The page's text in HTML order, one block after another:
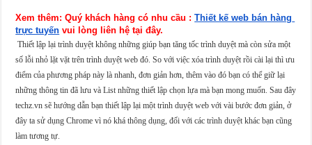
Xem thêm: Quý khách hàng có nhu cầu : Thiết kế web bán hàng
trực tuyến vui lòng liên hệ tại đây.
Thiết lập lại trình duyệt không những giúp bạn tăng tốc trình duyệt mà còn sửa một
số lỗi nhỏ lặt vặt trên trình duyệt web đó. So với việc xóa trình duyệt rồi cài lại thì ưu
điểm của phương pháp này là nhanh, đơn giản hơn, thêm vào đó bạn có thể giữ lại
những thông tin đã lưu và List những thiết lập chọn lựa mà bạn mong muốn. Sau đây
techz.vn sẽ hướng dẫn bạn thiết lập lại một trình duyệt web với vài bước đơn giản, ở
đây ta sử dụng Chrome vì nó khá thông dụng, đối với các trình duyệt khác bạn cũng
làm tương tự.